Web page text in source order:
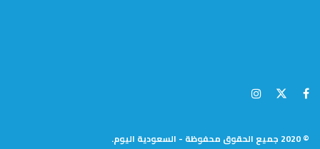
© 2020 جميع الحقوق محفوظة - السعودية اليوم.